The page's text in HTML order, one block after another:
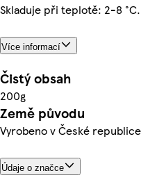
Skladuje při teplotě: 2-8 °C.
Více informací
Čistý obsah
200g
Země původu
Vyrobeno v České republice
Údaje o značce